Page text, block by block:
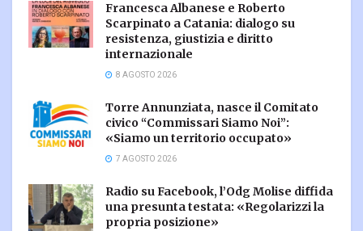
Francesca Albanese e Roberto
Scarpinato a Catania: dialogo su
resistenza, giustizia e diritto
internazionale
8 AGOSTO 2026
Torre Annunziata, nasce il Comitato
civico “Commissari Siamo Noi”:
«Siamo un territorio occupato»
7 AGOSTO 2026
Radio su Facebook, l’Odg Molise diffida
una presunta testata: «Regolarizzi la
propria posizione»